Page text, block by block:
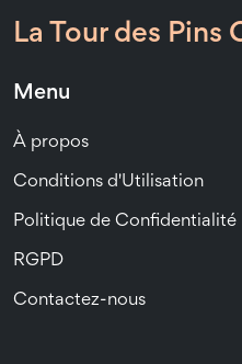
La Tour des Pins
Menu
À propos
Conditions d'Utilisation
Politique de Confidentialité
RGPD
Contactez-nous